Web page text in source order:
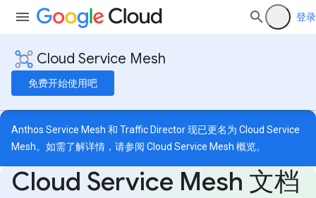
登录
Cloud Service Mesh
免费开始使用吧
Anthos Service Mesh 和 Traffic Director 现已更名为 Cloud Service
Mesh。如需了解详情，请参阅 Cloud Service Mesh 概览。
Cloud Service Mesh 文档